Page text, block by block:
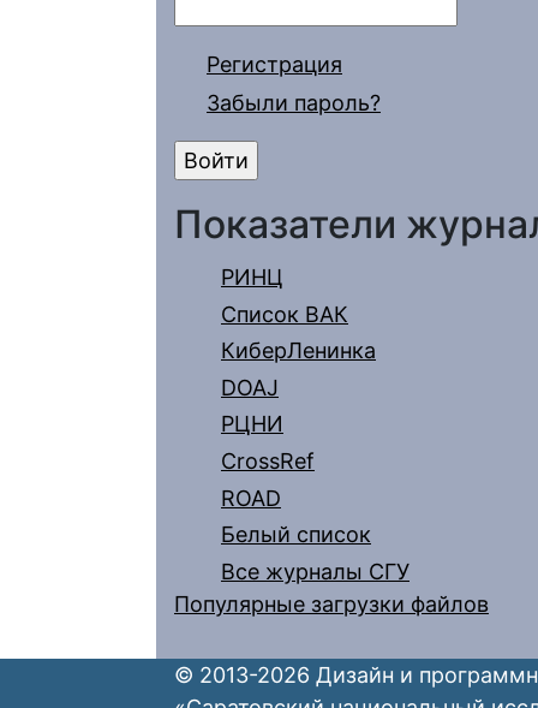
Регистрация
Забыли пароль?
Показатели
РИНЦ
Список ВАК
КиберЛенинка
DOAJ
РЦНИ
CrossRef
ROAD
Белый список
Все журналы СГУ
Популярные загрузки файлов
© 2013-2026 Дизайн и